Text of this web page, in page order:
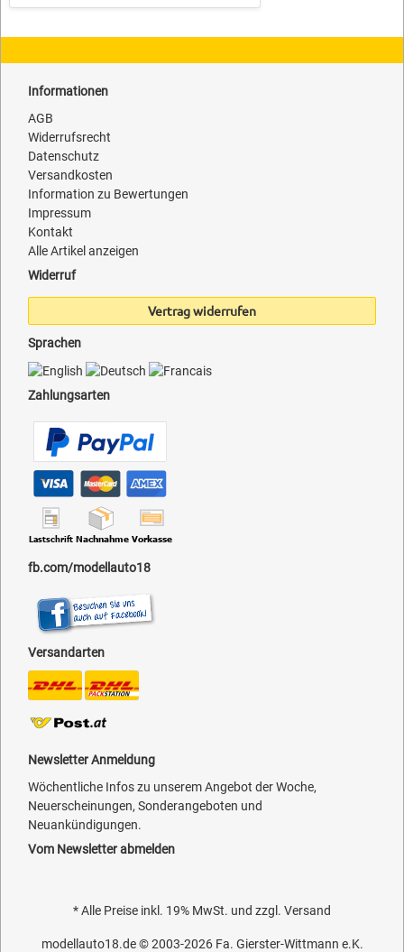
Informationen
AGB
Widerrufsrecht
Datenschutz
Versandkosten
Information zu Bewertungen
Impressum
Kontakt
Alle Artikel anzeigen
Widerruf
Vertrag widerrufen
Sprachen
Zahlungsarten
fb.com/modellauto18
Versandarten
Newsletter Anmeldung
Wöchentliche Infos zu unserem Angebot der Woche,
Neuerscheinungen, Sonderangeboten und
Neuankündigungen.
Vom Newsletter abmelden
* Alle Preise inkl. 19% MwSt. und zzgl. Versand
modellauto18.de© 2003-2026 Fa. Gierster-Wittmann e.K.